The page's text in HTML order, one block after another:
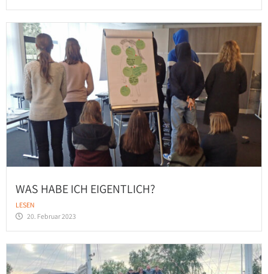
WAS HABE ICH EIGENTLICH?
LESEN
20. Februar 2023